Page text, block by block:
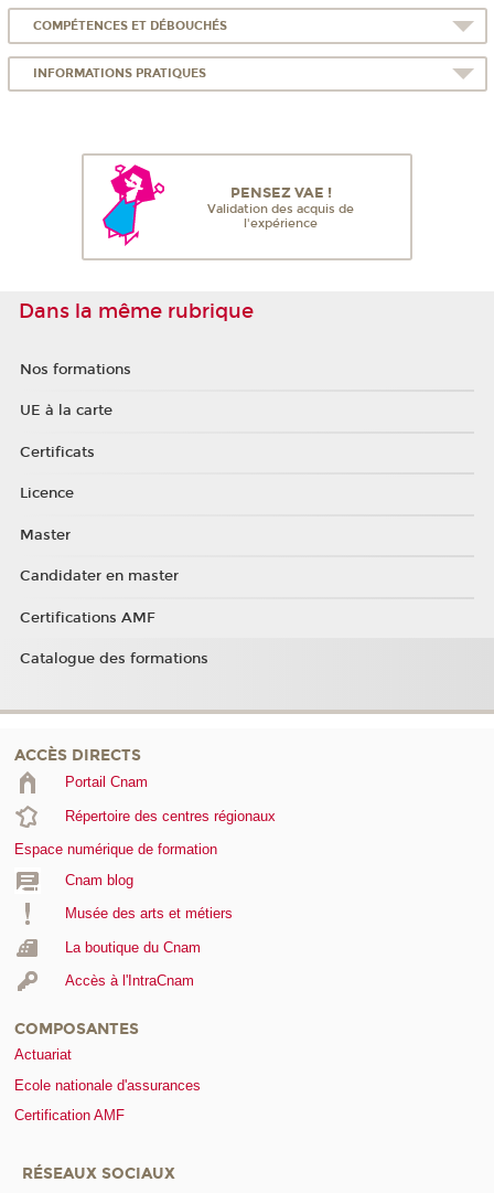
COMPÉTENCES ET DÉBOUCHÉS
INFORMATIONS PRATIQUES
PENSEZ VAE !
Validation des acquis de
l'expérience
Dans la même rubrique
Nos formations
UE à la carte
Certificats
Licence
Master
Candidater en master
Certifications AMF
Catalogue des formations
ACCÈS DIRECTS
Portail Cnam
Répertoire des centres régionaux
Espace numérique de formation
Cnam blog
Musée des arts et métiers
La boutique du Cnam
Accès à l'IntraCnam
COMPOSANTES
Actuariat
Ecole nationale d'assurances
Certification AMF
RÉSEAUX SOCIAUX